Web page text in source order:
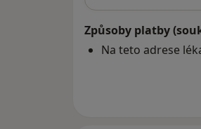
Způsoby platby
Na teto adrese